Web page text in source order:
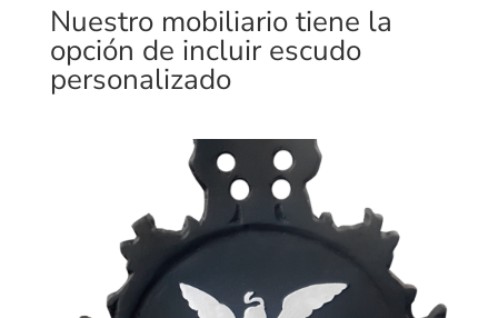
Nuestro mobiliario tiene la
opción de incluir escudo
personalizado